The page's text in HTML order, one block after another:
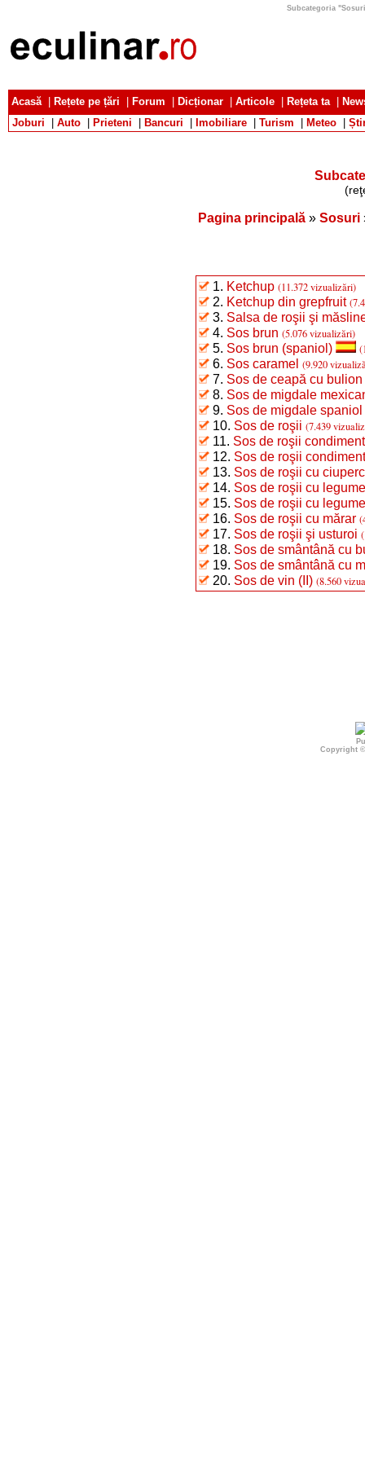
Subcategoria
Acasă| Rețete pe țări Forum Dicționar Articole Rețeta ta|
Joburi
Auto Prieteni Bancuri Imobiliare Turism Meteo
Pagina principală » Sosuri
1. Ketchup (11.372 vizualizări)
2. Ketchup din grepfruit
3. Salsa de roşii şi
4. Sos brun (5.076 vizualizări)
5. Sos brun (spaniol)
6. Sos caramel (9.920
7. Sos de ceapă cu bulion
8. Sos de migdale
9. Sos de migdale spaniol
10. Sos de roşii (7.439
11. Sos de roşii
12. Sos de roşii
13. Sos de roşii cu
14. Sos de roşii cu
15. Sos de roşii cu
16. Sos de roşii cu mărar
17. Sos de roşii şi usturoi
18. Sos de smântână cu
19. Sos de smântână cu
20. Sos de vin (II) (8.560
Copyright